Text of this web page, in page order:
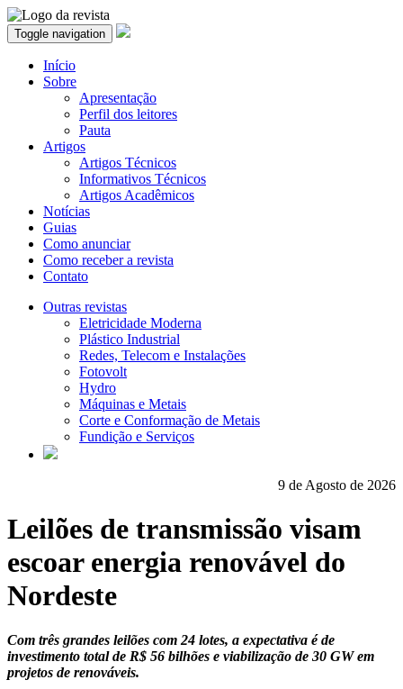
Toggle navigation
Início
Sobre
Apresentação
Perfil dos leitores
Pauta
Artigos
Artigos Técnicos
Informativos Técnicos
Artigos Acadêmicos
Notícias
Guias
Como anunciar
Como receber a revista
Contato
Outras revistas
Eletricidade Moderna
Plástico Industrial
Redes, Telecom e Instalações
Fotovolt
Hydro
Máquinas e Metais
Corte e Conformação de Metais
Fundição e Serviços
9 de Agosto de 2026
Leilões de transmissão visam
escoar energia renovável do
Nordeste
Com três grandes leilões com 24 lotes, a expectativa é de
investimento total de R$ 56 bilhões e viabilização de 30 GW em
projetos de renováveis.